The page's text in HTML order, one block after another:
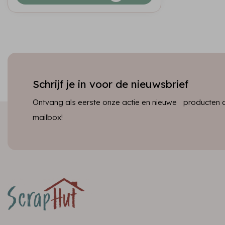
Schrijf je in voor de nieuwsbrief
Ontvang als eerste onze actie en nieuwe producten
mailbox!